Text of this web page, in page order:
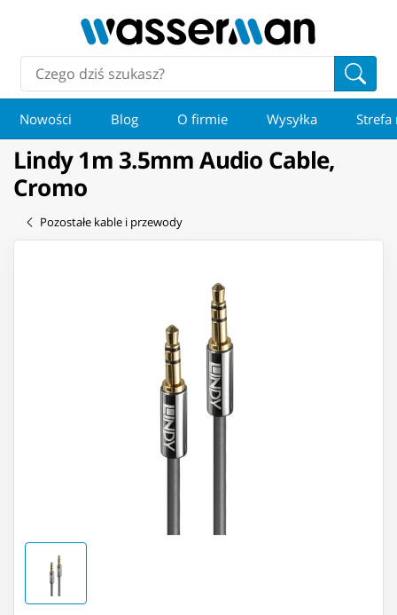
Nowości Blog O firmie Wysyłka Strefa
Lindy 1m 3.5mm Audio Cable,
Cromo
Pozostałe kable i przewody